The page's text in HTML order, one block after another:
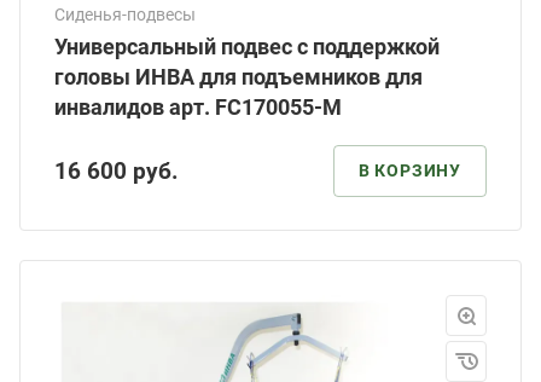
Сиденья-подвесы
Универсальный подвес с поддержкой
головы ИНВА для подъемников для
инвалидов арт. FC170055-М
16 600 руб. В КОРЗИНУ